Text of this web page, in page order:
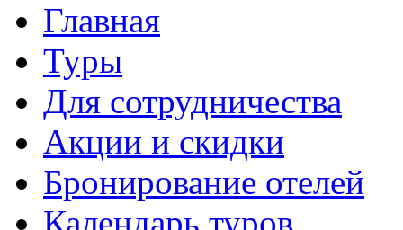
Главная
Туры
Для сотрудничества
Акции и скидки
Бронирование отелей